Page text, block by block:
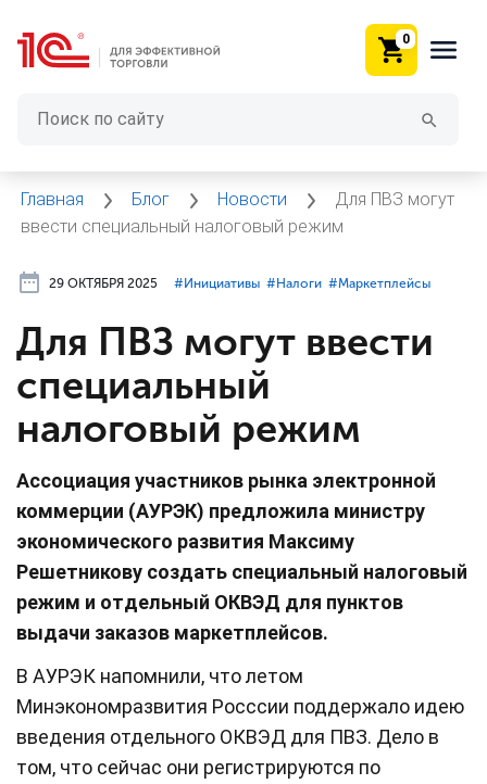
0
Главная Блог Новости
Для ПВЗ могут
ввести специальный налоговый режим
29 ОКТЯБРЯ 2025 #⁣Инициативы #⁣Налоги #⁣Маркетплейсы
Для ПВЗ могут ввести
специальный
налоговый режим
Ассоциация участников рынка электронной
коммерции (АУРЭК) предложила министру
экономического развития Максиму
Решетникову создать специальный налоговый
режим и отдельный ОКВЭД для пунктов
выдачи заказов маркетплейсов.
В АУРЭК напомнили, что летом
Минэкономразвития Росссии поддержало идею
введения отдельного ОКВЭД для ПВЗ. Дело в
том, что сейчас они регистрируются по